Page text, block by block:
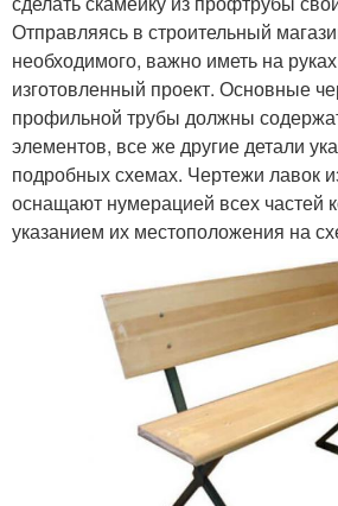
Отправляясь в строительный
необходимого, важно иметь на
изготовленный проект. Основные
профильной трубы должны
элементов, все же другие детали
подробных схемах. Чертежи лавок
оснащают нумерацией всех частей
указанием их местоположения на